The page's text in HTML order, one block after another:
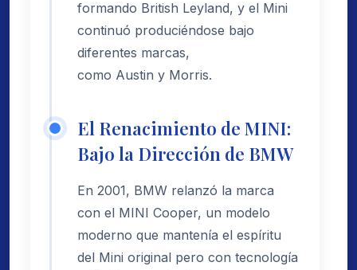
formando British Leyland, y el Mini
continuó produciéndose bajo
diferentes marcas,
como Austin y Morris.
El Renacimiento de MINI:
Bajo la Dirección de BMW
En 2001, BMW relanzó la marca
con el MINI Cooper, un modelo
moderno que mantenía el espíritu
del Mini original pero con tecnología